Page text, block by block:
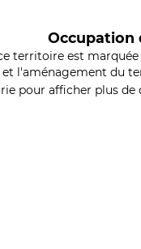
Occupation
territoire est
l'aménagement du
pour afficher plus de